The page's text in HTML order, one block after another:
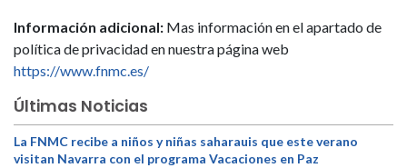
Información adicional: Mas información en el apartado de
política de privacidad en nuestra página web
https://www.fnmc.es/
Últimas Noticias
La FNMC recibe a niños y niñas saharauis que este verano
visitan Navarra con el programa Vacaciones en Paz